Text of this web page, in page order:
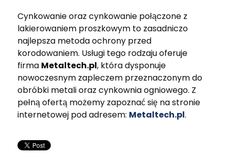
Cynkowanie oraz cynkowanie połączone z
lakierowaniem proszkowym to zasadniczo
najlepsza metoda ochrony przed
korodowaniem. Usługi tego rodzaju oferuje
firma Metaltech.pl, która dysponuje
nowoczesnym zapleczem przeznaczonym do
obróbki metali oraz cynkownia ogniowego. Z
pełną ofertą możemy zapoznać się na stronie
internetowej pod adresem: Metaltech.pl.